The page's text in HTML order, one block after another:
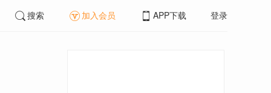
搜索 加入会员 APP下载 登录